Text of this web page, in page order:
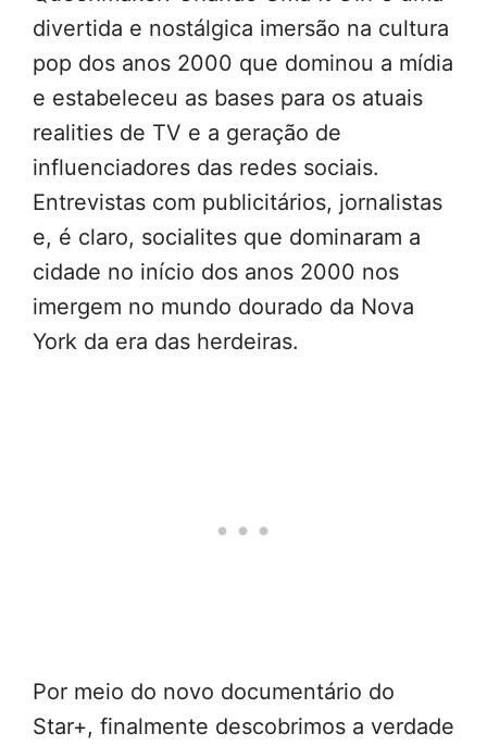
divertida e nostálgica imersão na cultura
pop dos anos 2000 que dominou a mídia
e estabeleceu as bases para os atuais
realities de TV e a geração de
influenciadores das redes sociais.
Entrevistas com publicitários, jornalistas
e, é claro, socialites que dominaram a
cidade no início dos anos 2000 nos
imergem no mundo dourado da Nova
York da era das herdeiras.
Por meio do novo documentário do
Star+, finalmente descobrimos a verdade